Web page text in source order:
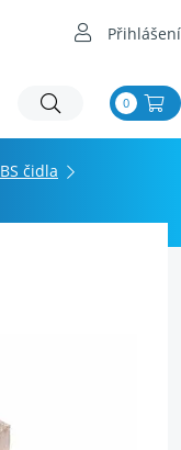
Přihlášení
0
čidla